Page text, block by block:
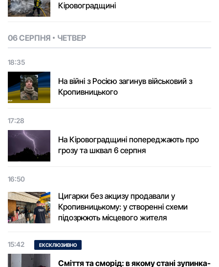
Кіровоградщині
06 СЕРПНЯ ЧЕТВЕР
18:35
На війні з Росією загинув військовий з
Кропивницького
17:28
На Кіровоградщині попереджають про
грозу та шквал 6 серпня
16:50
Цигарки без акцизу продавали у
Кропивницькому: у створенні схеми
підозрюють місцевого жителя
15:42 ЕКСКЛЮЗИВНО
Сміття та сморід: в якому стані зупинка-